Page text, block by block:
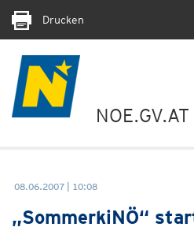
Drucken
NOE.GV.AT
08.06.2007 | 10:08
„SommerkiNÖ“